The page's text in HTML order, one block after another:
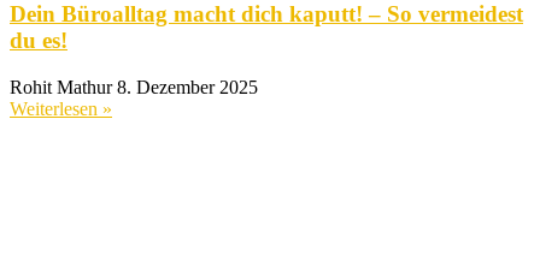
Dein Büroalltag macht dich kaputt! – So vermeidest
du es!
Rohit Mathur8. Dezember 2025
Weiterlesen »